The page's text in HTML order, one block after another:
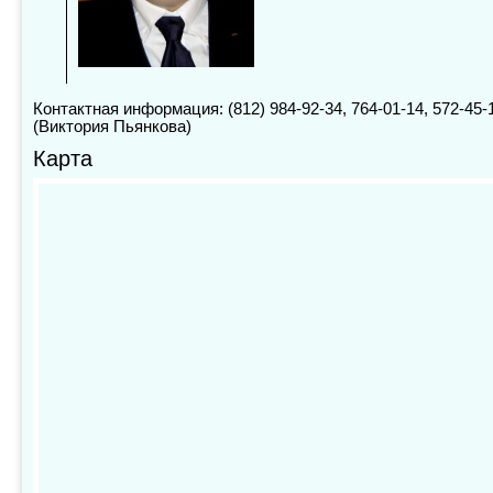
Контактная информация: (812) 984-92-34, 764-01-14, 572-45-
(Виктория Пьянкова)
Карта